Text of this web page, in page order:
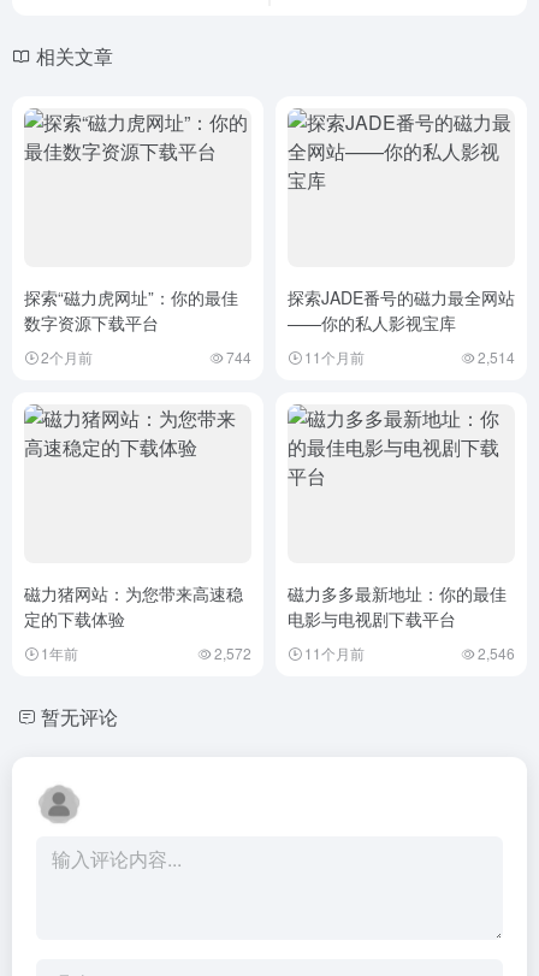
相关文章
探索“磁力虎网址”：你的最佳
数字资源下载平台
2个月前 744
探索JADE番号的磁力最全网站
——你的私人影视宝库
11个月前 2,514
磁力猪网站：为您带来高速稳
定的下载体验
1年前 2,572
磁力多多最新地址：你的最佳
电影与电视剧下载平台
11个月前 2,546
暂无评论